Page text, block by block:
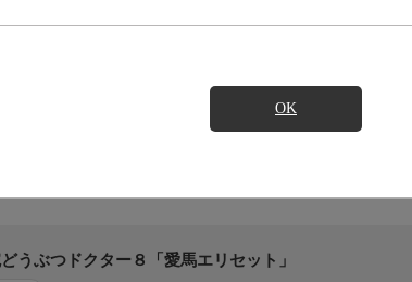
OK
うぶつドクター８「愛馬エリセット」